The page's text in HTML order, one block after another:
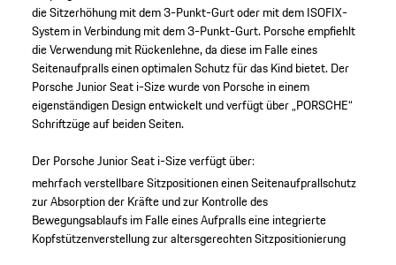
die Sitzerhöhung mit dem 3-Punkt-Gurt oder mit dem ISOFIX-
System in Verbindung mit dem 3-Punkt-Gurt. Porsche empfiehlt
die Verwendung mit Rückenlehne, da diese im Falle eines
Seitenaufpralls einen optimalen Schutz für das Kind bietet. Der
Porsche Junior Seat i-Size wurde von Porsche in einem
eigenständigen Design entwickelt und verfügt über „PORSCHE“
Schriftzüge auf beiden Seiten.
Der Porsche Junior Seat i-Size verfügt über:
mehrfach verstellbare Sitzpositioneneinen Seitenaufprallschutz
zur Absorption der Kräfte und zur Kontrolle des
Bewegungsablaufs im Falle eines Aufprallseine integrierte
Kopfstützenverstellung zur altersgerechten Sitzpositionierung